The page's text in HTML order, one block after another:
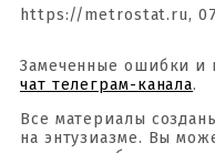
https://metrostat.ru,
Замеченные ошибки и
чат телеграм-канала.
Все материалы
на энтузиазме. Вы